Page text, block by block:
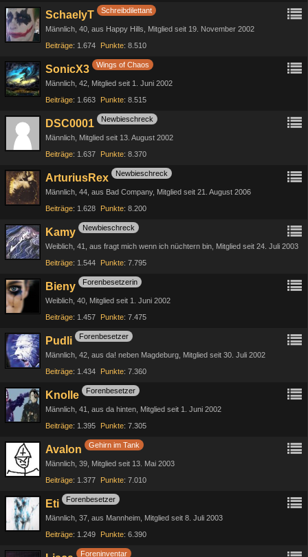
SchaelyT Schreibdilettant
Männlich 40 aus Happy Hills
Mitglied seit 19. November 2002
Beiträge 1.674 Punkte 8.510
SonicX3 Wings of Chaos
Männlich 42 Mitglied seit 1. Juni 2002
Beiträge 1.663 Punkte 8.515
DSC0001 Newbieschreck
Männlich Mitglied seit 13. August 2002
Beiträge 1.637 Punkte 8.370
ArturiusRex Newbieschreck
Männlich 44 aus Bad Company Mitglied seit 21. August 2006
Beiträge 1.628 Punkte 8.200
Kamy Newbieschreck
Weiblich 41 aus fragt mich wenn ich nüchtern bin Mitglied seit 24. Juli 2003
Beiträge 1.544 Punkte 7.795
Bieny Forenbesetzerin
Weiblich 40 Mitglied seit 1. Juni 2002
Beiträge 1.457 Punkte 7.475
Pudli Forenbesetzer
Männlich 42 aus da! neben Magdeburg Mitglied seit 30. Juli 2002
Beiträge 1.434 Punkte 7.360
Knolle Forenbesetzer
Männlich 41 aus da hinten Mitglied seit 1. Juni 2002
Beiträge 1.395 Punkte 7.305
Avalon Gehirn im Tank
Männlich 39 Mitglied seit 13. Mai 2003
Beiträge 1.377 Punkte 7.010
Eti Forenbesetzer
Männlich 37 aus Mannheim Mitglied seit 8. Juli 2003
Beiträge 1.249 Punkte 6.390
Foreninventar